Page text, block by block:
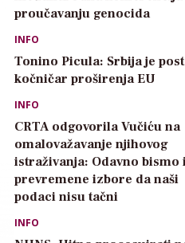
proučavanju genocida
INFO
Tonino Picula: Srbija je
kočničar proširenja EU
INFO
CRTA odgovorila Vučiću na
omalovažavanje njihovog
istraživanja: Odavno bismo
prevremene izbore da naši
podaci nisu tačni
INFO